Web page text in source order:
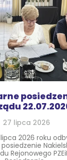
27 lipca 2026
2026 roku
Rejonowego